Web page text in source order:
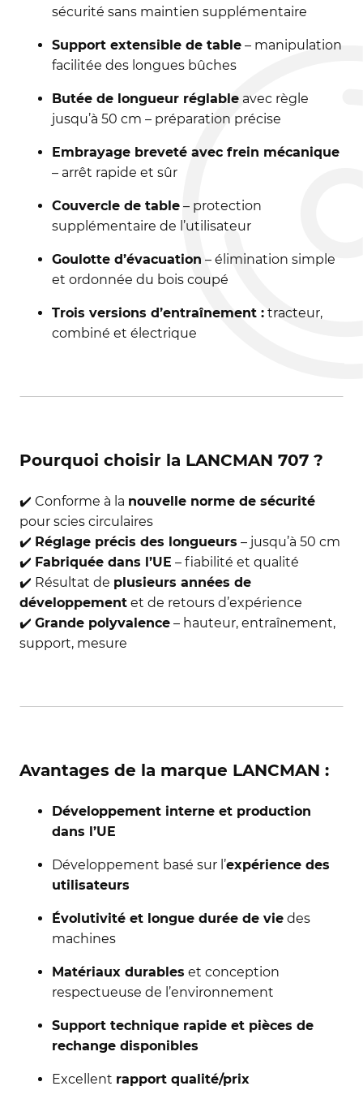
sécurité sans maintien supplémentaire
Support extensible de table– manipulation
facilitée des longues bûches
Butée de longueur réglableavec règle
jusqu’à 50 cm – préparation précise
Embrayage breveté avec frein mécanique
– arrêt rapide et sûr
Couvercle de table– protection
supplémentaire de l’utilisateur
Goulotte d’évacuation – élimination simple
et ordonnée du bois coupé
Trois versions d’entraînement :tracteur,
combiné et électrique
Pourquoi choisir la LANCMAN 707 ?
✔️ Conforme à la nouvelle norme de sécurité
pour scies circulaires
✔️ Réglage précis des longueurs – jusqu’à 50 cm
✔️ Fabriquée dans l’UE – fiabilité et qualité
✔️ Résultat de plusieurs années de
développementet de retours d’expérience
✔️ Grande polyvalence– hauteur, entraînement,
support, mesure
Avantages de la marque LANCMAN :
Développement interne et production
dans l’UE
Développement basé sur l’expérience des
utilisateurs
Évolutivité et longue durée de viedes
machines
Matériaux durables et conception
respectueuse de l’environnement
Support technique rapide et pièces de
rechange disponibles
Excellent rapport qualité/prix